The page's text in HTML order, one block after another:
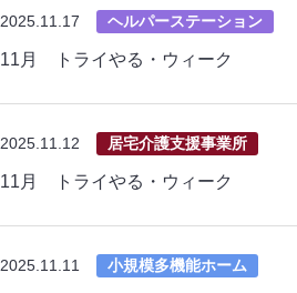
2025.11.17 ヘルパーステーション
11月 トライやる・ウィーク
2025.11.12 居宅介護支援事業所
11月 トライやる・ウィーク
2025.11.11 小規模多機能ホーム